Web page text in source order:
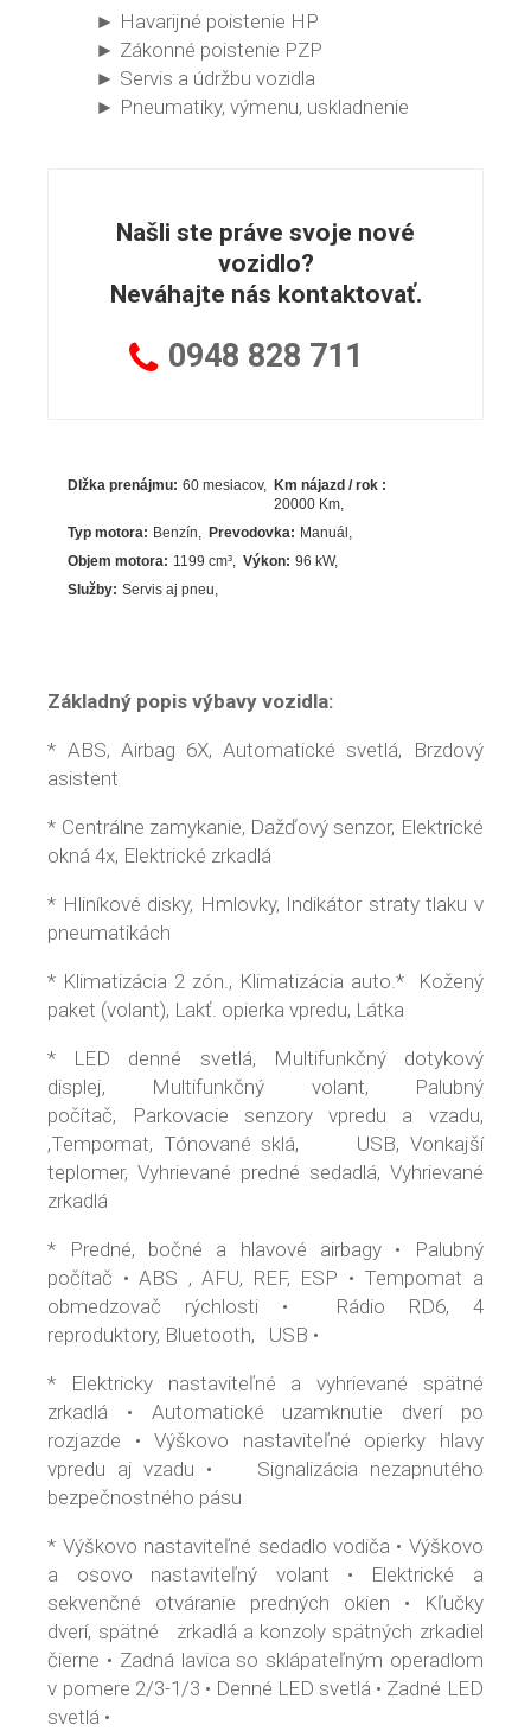
► Havarijné poistenie HP
► Zákonné poistenie PZP
► Servis a údržbu vozidla
► Pneumatiky, výmenu, uskladnenie
Našli ste práve svoje nové
vozidlo?
Neváhajte nás kontaktovať.
0948 828 711
Dlžka prenájmu: 60 mesiacov
Km nájazd / rok :
20000 Km
Typ motora: Benzín Prevodovka: Manuál
Objem motora: 1199cm³ Výkon: 96 kW
Služby: Servis aj pneu
Základný popis výbavy vozidla:
* ABS, Airbag 6X, Automatické svetlá, Brzdový
asistent
* Centrálne zamykanie, Dažďový senzor, Elektrické
okná 4x, Elektrické zrkadlá
* Hliníkové disky, Hmlovky, Indikátor straty tlaku v
pneumatikách
* Klimatizácia 2 zón., Klimatizácia auto.* Kožený
paket (volant), Lakť. opierka vpredu, Látka
* LED denné svetlá, Multifunkčný dotykový
displej, Multifunkčný volant, Palubný
počítač, Parkovacie senzory vpredu a vzadu,
,Tempomat, Tónované sklá, USB, Vonkajší
teplomer, Vyhrievané predné sedadlá, Vyhrievané
zrkadlá
* Predné, bočné a hlavové airbagy • Palubný
počítač • ABS , AFU, REF, ESP • Tempomat a
obmedzovač rýchlosti • Rádio RD6, 4
reproduktory, Bluetooth, USB •
* Elektricky nastaviteľné a vyhrievané spätné
zrkadlá • Automatické uzamknutie dverí po
rozjazde • Výškovo nastaviteľné opierky hlavy
vpredu aj vzadu • Signalizácia nezapnutého
bezpečnostného pásu
* Výškovo nastaviteľné sedadlo vodiča • Výškovo
a osovo nastaviteľný volant • Elektrické a
sekvenčné otváranie predných okien • Kľučky
dverí, spätné zrkadlá a konzoly spätných zrkadiel
čierne • Zadná lavica so sklápateľným operadlom
v pomere 2/3-1/3 • Denné LED svetlá • Zadné LED
svetlá •